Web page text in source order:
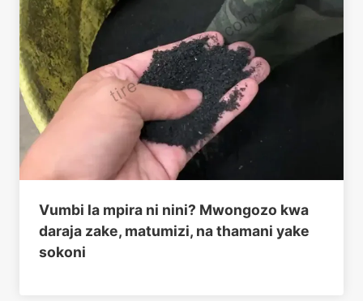
Vumbi la mpira ni nini? Mwongozo kwa
daraja zake, matumizi, na thamani yake
sokoni